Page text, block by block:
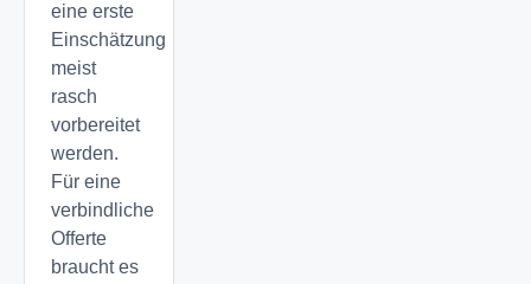
eine erste
Einschätzung
meist
rasch
vorbereitet
werden.
Für eine
verbindliche
Offerte
braucht es